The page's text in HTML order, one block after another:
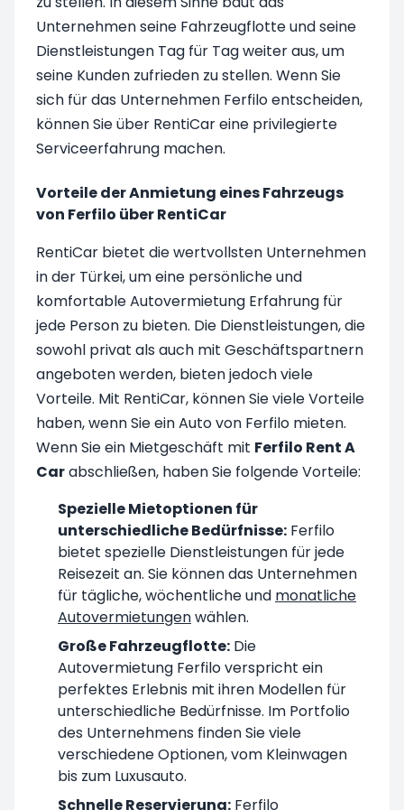
Unternehmen seine Fahrzeugflotte und seine
Dienstleistungen Tag für Tag weiter aus, um
seine Kunden zufrieden zu stellen. Wenn Sie
sich für das Unternehmen Ferfilo entscheiden,
können Sie über RentiCar eine privilegierte
Serviceerfahrung machen.
Vorteile der Anmietung eines Fahrzeugs
von Ferfilo über RentiCar
RentiCar bietet die wertvollsten Unternehmen
in der Türkei, um eine persönliche und
komfortable Autovermietung Erfahrung für
jede Person zu bieten. Die Dienstleistungen, die
sowohl privat als auch mit Geschäftspartnern
angeboten werden, bieten jedoch viele
Vorteile. Mit RentiCar, können Sie viele Vorteile
haben, wenn Sie ein Auto von Ferfilo mieten.
Wenn Sie ein Mietgeschäft mit Ferfilo Rent A
Carabschließen, haben Sie folgende Vorteile:
Spezielle Mietoptionen für
unterschiedliche Bedürfnisse: Ferfilo
bietet spezielle Dienstleistungen für jede
Reisezeit an. Sie können das Unternehmen
für tägliche, wöchentliche und monatliche
Autovermietungenwählen.
Große Fahrzeugflotte: Die
Autovermietung Ferfilo verspricht ein
perfektes Erlebnis mit ihren Modellen für
unterschiedliche Bedürfnisse. Im Portfolio
des Unternehmens finden Sie viele
verschiedene Optionen, vom Kleinwagen
bis zum Luxusauto.
Schnelle Reservierung: Ferfilo